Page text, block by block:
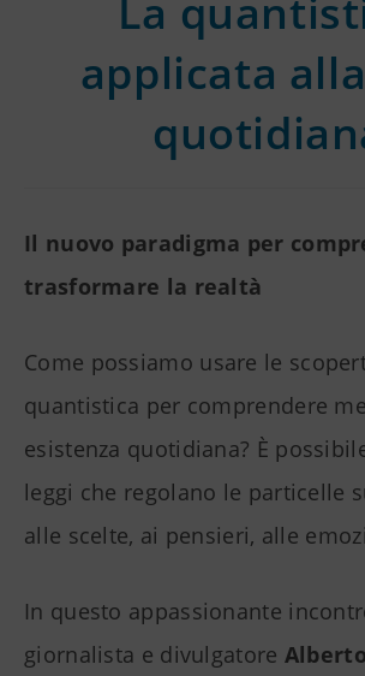
La
applicata
Il nuovo paradigma per
trasformare la realtà
Come possiamo usare le
quantistica per comprendere
esistenza quotidiana? È
leggi che regolano le particelle
alle scelte, ai pensieri, alle
In questo appassionante
giornalista e divulgatore